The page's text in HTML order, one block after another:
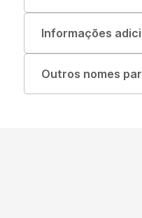
Informações
Outros nomes